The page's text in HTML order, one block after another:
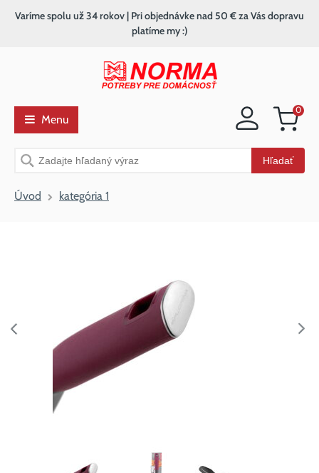
Nákupný
0
Vyhľadávanie Hľadať
Varíme spolu už 34 rokov | Pri objednávke nad 50 € za Vás dopravu
platíme my :)
Menu
Úvod kategória 1